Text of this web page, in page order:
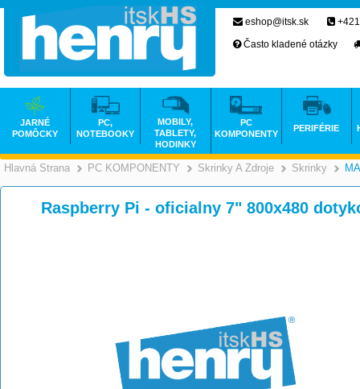
Hlavná Strana >
PC KOMPONENTY >
Skrinky A Zdroje Skrinky
Raspberry Pi - oficialny 7" 800x480
eshop@itsk.sk
Často kladené otázky
JARNÉ
POMÔCKY
PC,
NOTEBOOKY
MOBILY,
TABLETY,
HODINKY
PC
KOMPONENTY
PERIFÉRIE